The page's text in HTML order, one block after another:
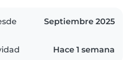
Septiembre 2025
Hace 1 semana